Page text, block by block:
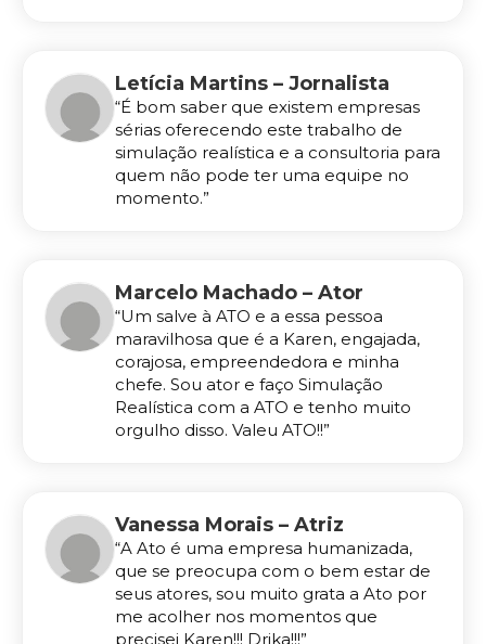
Letícia Martins – Jornalista
“É bom saber que existem empresas
sérias oferecendo este trabalho de
simulação realística e a consultoria para
quem não pode ter uma equipe no
momento.”
Marcelo Machado – Ator
“Um salve à ATO e a essa pessoa
maravilhosa que é a Karen, engajada,
corajosa, empreendedora e minha
chefe. Sou ator e faço Simulação
Realística com a ATO e tenho muito
orgulho disso. Valeu ATO!!”
Vanessa Morais – Atriz
“A Ato é uma empresa humanizada,
que se preocupa com o bem estar de
seus atores, sou muito grata a Ato por
me acolher nos momentos que
precisei Karen!!! Drika!!!”